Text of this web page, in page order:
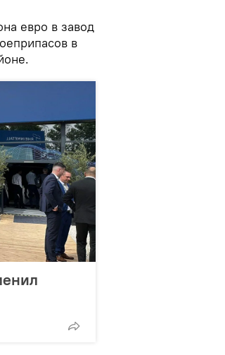
евро в завод
в